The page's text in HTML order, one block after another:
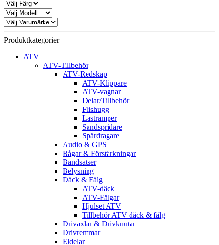
Produktkategorier
ATV
ATV-Tillbehör
ATV-Redskap
ATV-Klippare
ATV-vagnar
Delar/Tillbehör
Flishugg
Lastramper
Sandspridare
Spårdragare
Audio & GPS
Bågar & Förstärkningar
Bandsatser
Belysning
Däck & Fälg
ATV-däck
ATV-Fälgar
Hjulset ATV
Tillbehör ATV däck & fälg
Drivaxlar & Drivknutar
Drivremmar
Eldelar